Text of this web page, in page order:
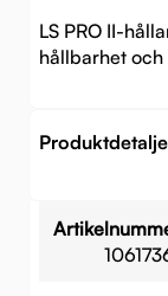
LS PRO II-
hållbarhet